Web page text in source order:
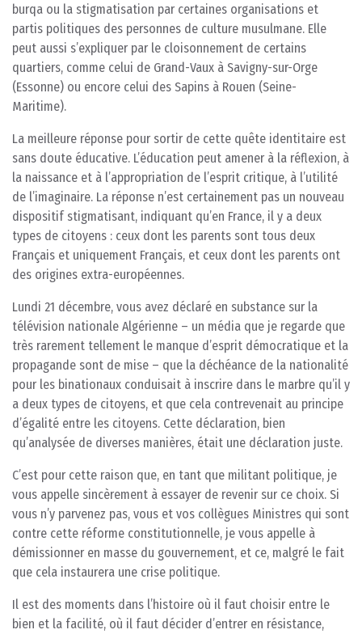
burqa ou la stigmatisation par certaines organisations et
partis politiques des personnes de culture musulmane. Elle
peut aussi s’expliquer par le cloisonnement de certains
quartiers, comme celui de Grand-Vaux à Savigny-sur-Orge
(Essonne) ou encore celui des Sapins à Rouen (Seine-
Maritime).
La meilleure réponse pour sortir de cette quête identitaire est
sans doute éducative. L’éducation peut amener à la réflexion, à
la naissance et à l’appropriation de l’esprit critique, à l’utilité
de l’imaginaire. La réponse n’est certainement pas un nouveau
dispositif stigmatisant, indiquant qu’en France, il y a deux
types de citoyens : ceux dont les parents sont tous deux
Français et uniquement Français, et ceux dont les parents ont
des origines extra-européennes.
Lundi 21 décembre, vous avez déclaré en substance sur la
télévision nationale Algérienne – un média que je regarde que
très rarement tellement le manque d’esprit démocratique et la
propagande sont de mise – que la déchéance de la nationalité
pour les binationaux conduisait à inscrire dans le marbre qu’il y
a deux types de citoyens, et que cela contrevenait au principe
d’égalité entre les citoyens. Cette déclaration, bien
qu’analysée de diverses manières, était une déclaration juste.
C’est pour cette raison que, en tant que militant politique, je
vous appelle sincèrement à essayer de revenir sur ce choix. Si
vous n’y parvenez pas, vous et vos collègues Ministres qui sont
contre cette réforme constitutionnelle, je vous appelle à
démissionner en masse du gouvernement, et ce, malgré le fait
que cela instaurera une crise politique.
Il est des moments dans l’histoire où il faut choisir entre le
bien et la facilité, où il faut décider d’entrer en résistance,